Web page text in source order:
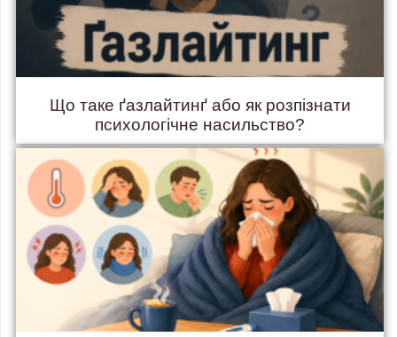
Що таке ґазлайтинґ або як розпізнати
психологічне насильство?